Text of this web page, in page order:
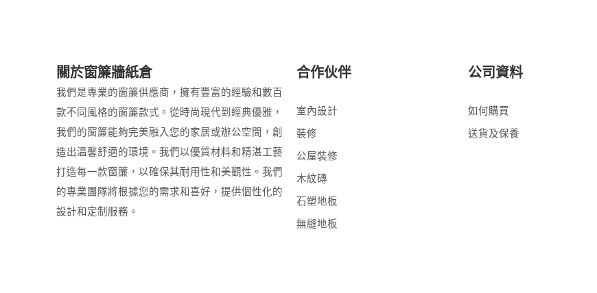
關於窗簾牆紙倉
我們是專業的窗簾供應商，擁有豐富的經驗和數百
款不同風格的窗簾款式。從時尚現代到經典優雅，
我們的窗簾能夠完美融入您的家居或辦公空間，創
造出溫馨舒適的環境。我們以優質材料和精湛工藝
打造每一款窗簾，以確保其耐用性和美觀性。我們
的專業團隊將根據您的需求和喜好，提供個性化的
設計和定制服務。
合作伙伴
室內設計
裝修
公屋裝修
木紋磚
石塑地板
無縫地板
公司資料
如何購買
送貨及保養